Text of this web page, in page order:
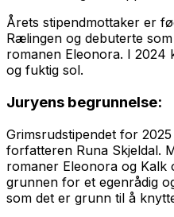
Årets stipendmottaker er
Rælingen og debuterte
romanen Eleonora. I 2024
og fuktig sol.
Juryens begrunnelse:
Grimsrudstipendet for
forfatteren Runa Skjeldal.
romaner Eleonora og Kalk
grunnen for et egenrådig
som det er grunn til å